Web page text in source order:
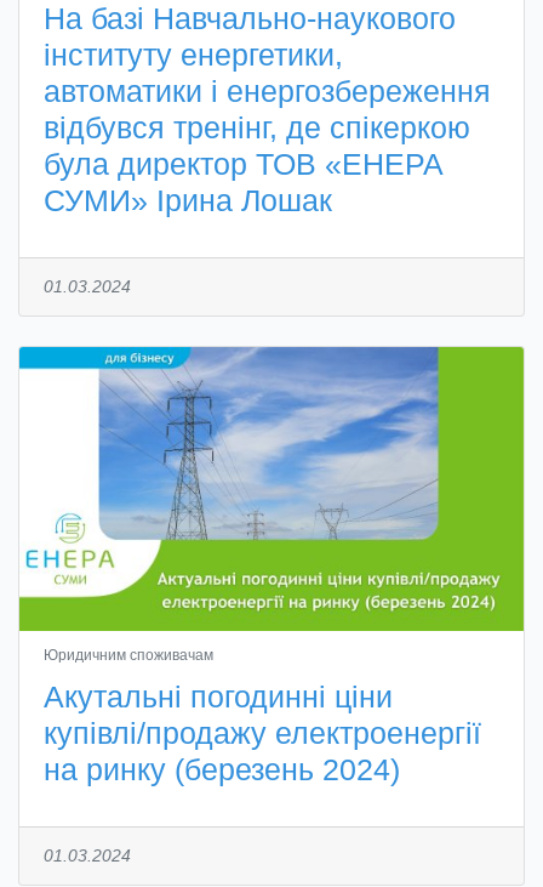
На базі Навчально-наукового
інституту енергетики,
автоматики і енергозбереження
відбувся тренінг, де спікеркою
була директор ТОВ «ЕНЕРА
СУМИ» Ірина Лошак
01.03.2024
Юридичним споживачам
Акутальні погодинні ціни
купівлі/продажу електроенергії
на ринку (березень 2024)
01.03.2024